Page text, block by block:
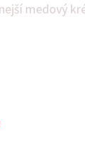
medový